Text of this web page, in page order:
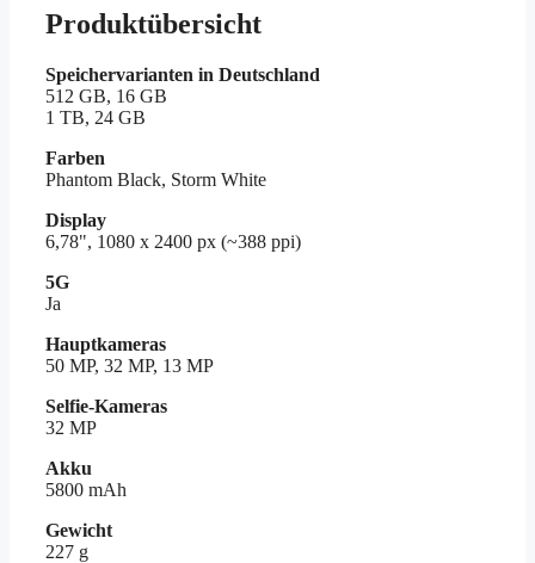
Produktübersicht
Speichervarianten in Deutschland
512 GB, 16 GB
1 TB, 24 GB
Farben
Phantom Black, Storm White
Display
6,78", 1080 x 2400 px (~388 ppi)
5G
Ja
Hauptkameras
50 MP, 32 MP, 13 MP
Selfie-Kameras
32 MP
Akku
5800 mAh
Gewicht
227 g